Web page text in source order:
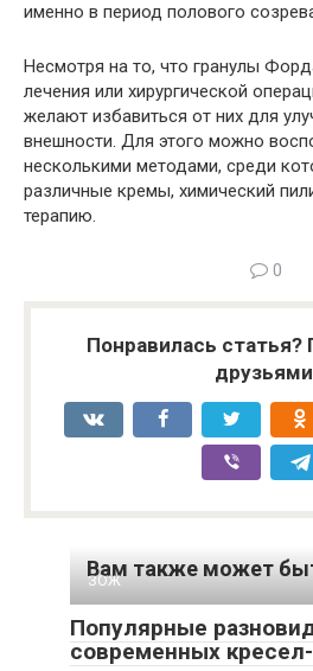
именно в период полового
Несмотря на то, что гранулы
лечения или хирургической
желают избавиться от них для
внешности. Для этого можно
несколькими методами, среди
различные кремы, химический
терапию.
0
Понравилась статья?
Вам также может
ЗОЖ
Популярные
современных